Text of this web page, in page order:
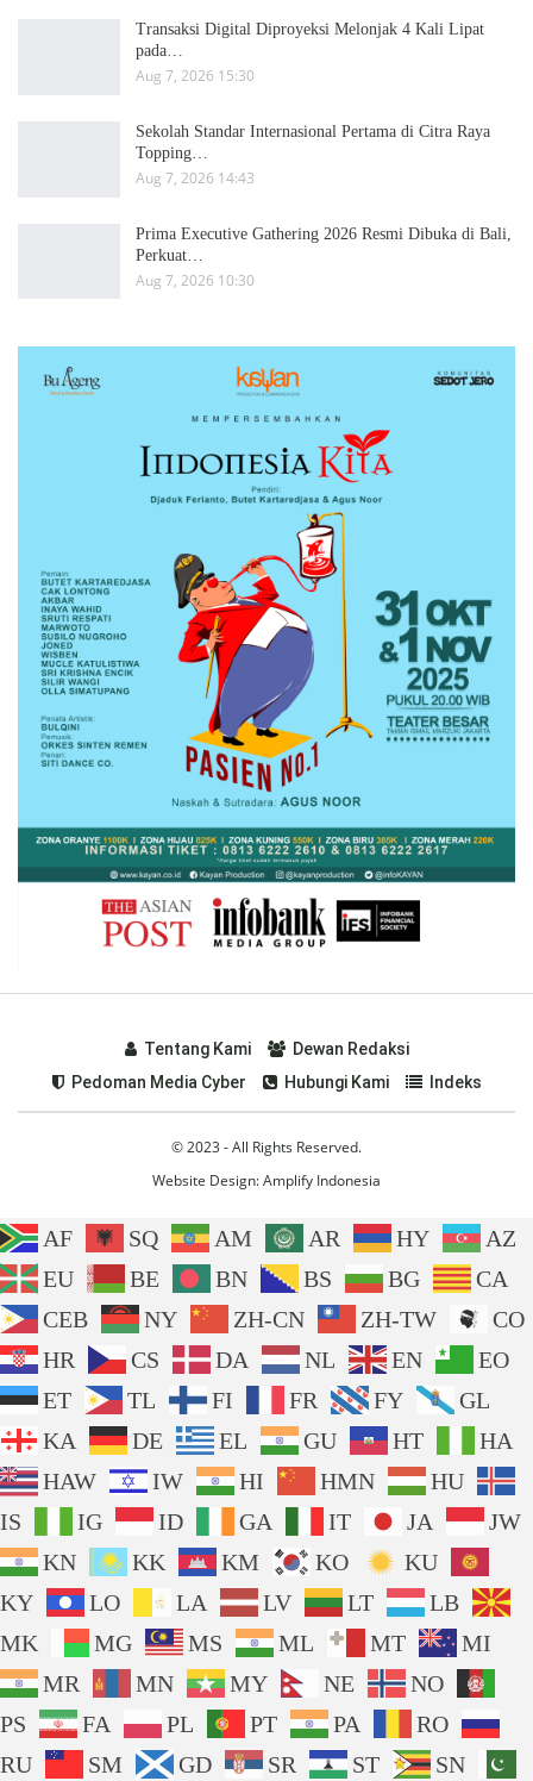
Transaksi Digital Diproyeksi Melonjak 4 Kali Lipat
pada…
Aug 7, 2026 15:30
Sekolah Standar Internasional Pertama di Citra Raya
Topping…
Aug 7, 2026 14:43
Prima Executive Gathering 2026 Resmi Dibuka di Bali,
Perkuat…
Aug 7, 2026 10:30
Tentang Kami
Dewan Redaksi
Pedoman Media Cyber
Hubungi Kami Indeks
© 2023 - All Rights Reserved.
Website Design:Amplify Indonesia
AF SQ AM AR HY
AZ
EU
BE BN BS BG
CA
CEB
NY ZH-CN ZH-TW
CO
HR
CS DA NL EN
EO
ET
TL FI FR FY
GL
KA
DE EL GU HT
HA
HAW
IW HI HMN
HU
IS
IG ID GA IT JA
JW
KN
KK KM KO
KU
KY
LO LA LV LT
LB
MK
MG MS ML MT
MI
MR
MN MY NE
NO
PS
FA PL PT PA
RO
RU
SM GD SR ST SN